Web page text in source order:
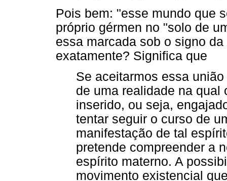
Pois bem: "esse mundo que
próprio gérmen no "solo de
essa marcada sob o signo
exatamente? Significa que
Se aceitarmos essa
de uma realidade na qual
inserido, ou seja,
tentar seguir o curso de
manifestação de tal
pretende compreender a
espírito materno. A
movimento existencial